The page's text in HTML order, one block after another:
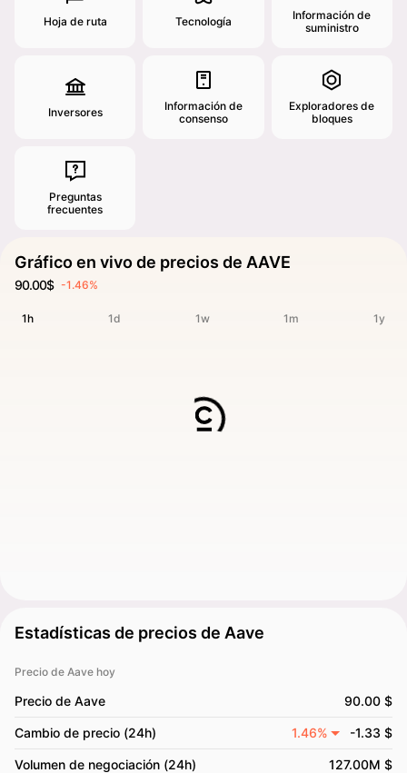
Hoja de ruta Tecnología
Información de
suministro
Inversores
Información de
consenso
Exploradores de
bloques
Preguntas
frecuentes
Gráfico en vivo de precios de AAVE
90.00$ -1.46%
1h 1d 1w 1m 1y
Estadísticas de precios de Aave
Precio de Aave hoy
Precio de Aave 90.00 $
Cambio de precio (24h) 1.46% -1.33 $
Volumen de negociación (24h) 127.00M $